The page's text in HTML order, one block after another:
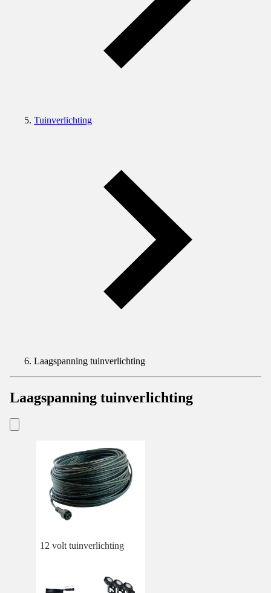
Tuinverlichting
Laagspanning tuinverlichting
Laagspanning tuinverlichting
12 volt tuinverlichting